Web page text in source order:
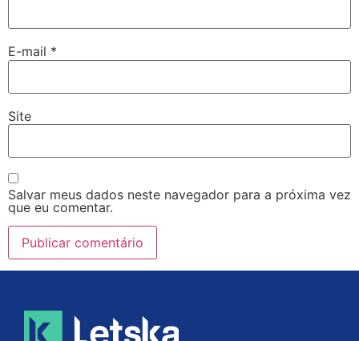
E-mail *
Site
Salvar meus dados neste navegador para a próxima vez
que eu comentar.